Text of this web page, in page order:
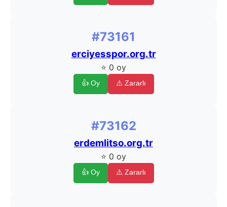
#73161
erciyesspor.org.tr
⭐ 0 oy
👍 Oy ⚠️ Zararlı
#73162
erdemlitso.org.tr
⭐ 0 oy
👍 Oy ⚠️ Zararlı